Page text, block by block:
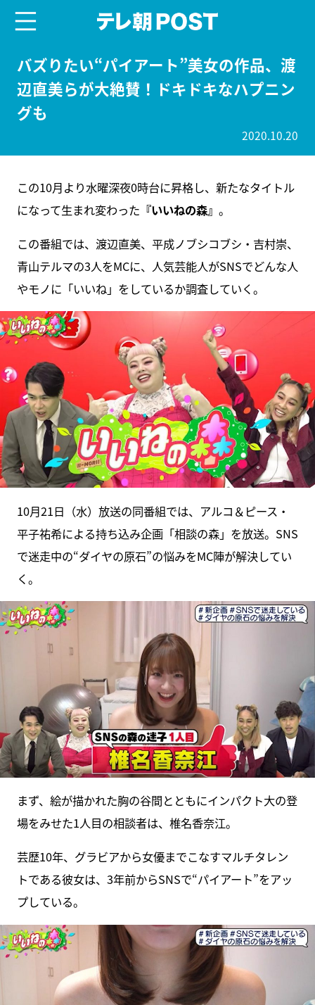
バズりたい“パイアート”美女の作品、渡
辺直美らが大絶賛！ドキドキなハプニン
グも
2020.10.20
この10月より水曜深夜0時台に昇格し、新たなタイトル
になって生まれ変わった 『いいねの森』 。
この番組では、渡辺直美、平成ノブシコブシ・吉村崇、
青山テルマの3人をMCに、人気芸能人がSNSでどんな人
やモノに「いいね」をしているか調査していく。
10月21日（水）放送の同番組では、アルコ＆ピース・
平子祐希による持ち込み企画「相談の森」を放送。SNS
で迷走中の“ダイヤの原石”の悩みをMC陣が解決してい
く。
まず、絵が描かれた胸の谷間とともにインパクト大の登
場をみせた1人目の相談者は、椎名香奈江。
芸歴10年、グラビアから女優までこなすマルチタレン
トである彼女は、3年前からSNSで“パイアート”をアッ
プしている。